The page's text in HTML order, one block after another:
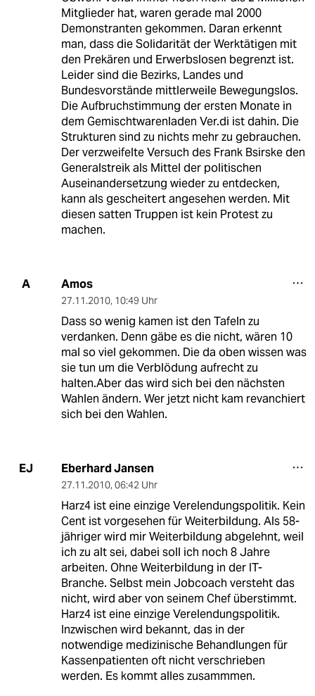
Mitglieder hat, waren gerade mal 2000
Demonstranten gekommen. Daran erkennt
man, dass die Solidarität der Werktätigen mit
den Prekären und Erwerbslosen begrenzt ist.
Leider sind die Bezirks, Landes und
Bundesvorstände mittlerweile Bewegungslos.
Die Aufbruchstimmung der ersten Monate in
dem Gemischtwarenladen Ver.di ist dahin. Die
Strukturen sind zu nichts mehr zu gebrauchen.
Der verzweifelte Versuch des Frank Bsirske den
Generalstreik als Mittel der politischen
Auseinandersetzung wieder zu entdecken,
kann als gescheitert angesehen werden. Mit
diesen satten Truppen ist kein Protest zu
machen.
A Amos
27.11.2010, 10:49 Uhr
Dass so wenig kamen ist den Tafeln zu
verdanken. Denn gäbe es die nicht, wären 10
mal so viel gekommen. Die da oben wissen was
sie tun um die Verblödung aufrecht zu
halten.Aber das wird sich bei den nächsten
Wahlen ändern. Wer jetzt nicht kam revanchiert
sich bei den Wahlen.
EJ Eberhard Jansen
27.11.2010, 06:42 Uhr
Harz4 ist eine einzige Verelendungspolitik. Kein
Cent ist vorgesehen für Weiterbildung. Als 58-
jähriger wird mir Weiterbildung abgelehnt, weil
ich zu alt sei, dabei soll ich noch 8 Jahre
arbeiten. Ohne Weiterbildung in der IT-
Branche. Selbst mein Jobcoach versteht das
nicht, wird aber von seinem Chef überstimmt.
Harz4 ist eine einzige Verelendungspolitik.
Inzwischen wird bekannt, das in der
notwendige medizinische Behandlungen für
Kassenpatienten oft nicht verschrieben
werden. Es kommt alles zusammmen.